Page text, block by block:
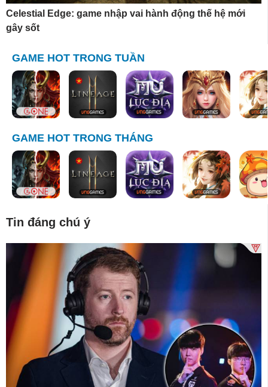
Celestial Edge: game nhập vai hành động thế hệ mới
gây sốt
GAME HOT TRONG TUẦN
GAME HOT TRONG THÁNG
Tin đáng chú ý